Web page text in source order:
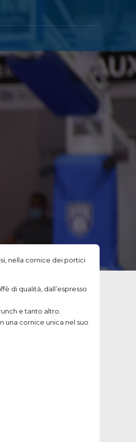
nella cornice dei portici
di qualità, dall’espresso
e tanto altro.
una cornice unica nel suo